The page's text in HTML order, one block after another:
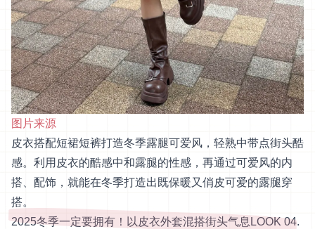
图片来源
皮衣搭配短裙短裤打造冬季露腿可爱风，轻熟中带点街头酷
感。利用皮衣的酷感中和露腿的性感，再通过可爱风的内
搭、配饰，就能在冬季打造出既保暖又俏皮可爱的露腿穿
搭。
2025冬季一定要拥有！以皮衣外套混搭街头气息LOOK 04.